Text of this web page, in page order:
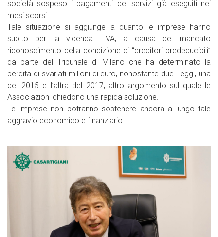
società sospeso i pagamenti dei servizi già eseguiti nei
mesi scorsi.
Tale situazione si aggiunge a quanto le imprese hanno
subìto per la vicenda ILVA, a causa del mancato
riconoscimento della condizione di “creditori prededucibili”
da parte del Tribunale di Milano che ha determinato la
perdita di svariati milioni di euro, nonostante due Leggi, una
del 2015 e l’altra del 2017, altro argomento sul quale le
Associazioni chiedono una rapida soluzione.
Le imprese non potranno sostenere ancora a lungo tale
aggravio economico e finanziario.